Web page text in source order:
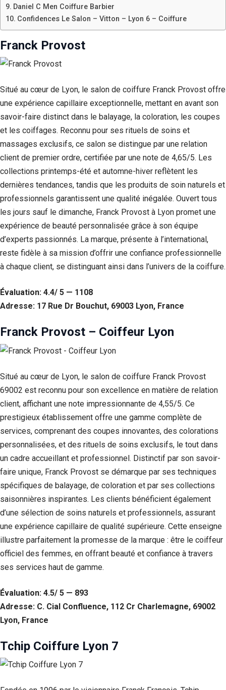
Daniel C Men Coiffure Barbier
Confidences Le Salon – Vitton – Lyon 6 – Coiffure
Franck Provost
Situé au cœur de Lyon, le salon de coiffure Franck Provost offre
une expérience capillaire exceptionnelle, mettant en avant son
savoir-faire distinct dans le balayage, la coloration, les coupes
et les coiffages. Reconnu pour ses rituels de soins et
massages exclusifs, ce salon se distingue par une relation
client de premier ordre, certifiée par une note de 4,65/5. Les
collections printemps-été et automne-hiver reflètent les
dernières tendances, tandis que les produits de soin naturels et
professionnels garantissent une qualité inégalée. Ouvert tous
les jours sauf le dimanche, Franck Provost à Lyon promet une
expérience de beauté personnalisée grâce à son équipe
d’experts passionnés. La marque, présente à l’international,
reste fidèle à sa mission d’offrir une confiance professionnelle
à chaque client, se distinguant ainsi dans l’univers de la coiffure.
Évaluation: 4.4/ 5 — 1108
Adresse: 17 Rue Dr Bouchut, 69003 Lyon, France
Franck Provost – Coiffeur Lyon
Situé au cœur de Lyon, le salon de coiffure Franck Provost
69002 est reconnu pour son excellence en matière de relation
client, affichant une note impressionnante de 4,55/5. Ce
prestigieux établissement offre une gamme complète de
services, comprenant des coupes innovantes, des colorations
personnalisées, et des rituels de soins exclusifs, le tout dans
un cadre accueillant et professionnel. Distinctif par son savoir-
faire unique, Franck Provost se démarque par ses techniques
spécifiques de balayage, de coloration et par ses collections
saisonnières inspirantes. Les clients bénéficient également
d’une sélection de soins naturels et professionnels, assurant
une expérience capillaire de qualité supérieure. Cette enseigne
illustre parfaitement la promesse de la marque : être le coiffeur
officiel des femmes, en offrant beauté et confiance à travers
ses services haut de gamme.
Évaluation: 4.5/ 5 — 893
Adresse: C. Cial Confluence, 112 Cr Charlemagne, 69002
Lyon, France
Tchip Coiffure Lyon 7
Nécessaire
Ces cookies ne
sont pas
sont
nécessaires au
fonctionnement